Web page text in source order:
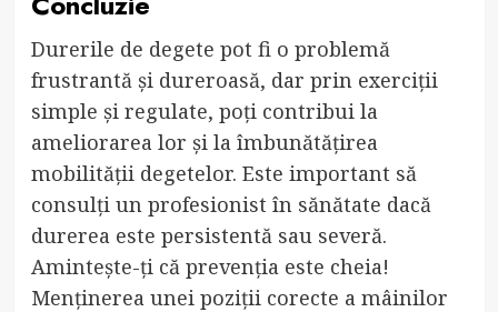
Durerile de degete pot fi o problemă
frustrantă și dureroasă, dar prin exerciții
simple și regulate, poți contribui la
ameliorarea lor și la îmbunătățirea
mobilității degetelor. Este important să
consulți un profesionist în sănătate dacă
durerea este persistentă sau severă.
Amintește-ți că prevenția este cheia!
Menținerea unei poziții corecte a mâinilor